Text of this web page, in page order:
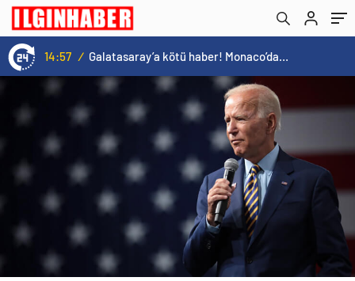
14:57 / Galatasaray’a kötü haber! Monaco’dan flaş Onyekuru kararı.
parçasıdır!